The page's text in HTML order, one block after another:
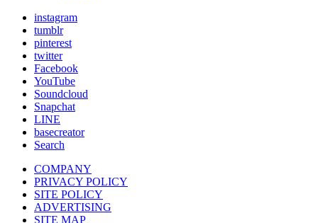
instagram
tumblr
pinterest
twitter
Facebook
YouTube
Soundcloud
Snapchat
LINE
basecreator
Search
COMPANY
PRIVACY POLICY
SITE POLICY
ADVERTISING
SITE MAP